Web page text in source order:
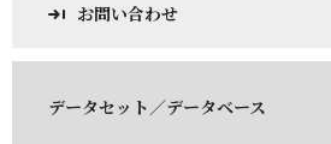
お問い合わせ
データセット／データベース